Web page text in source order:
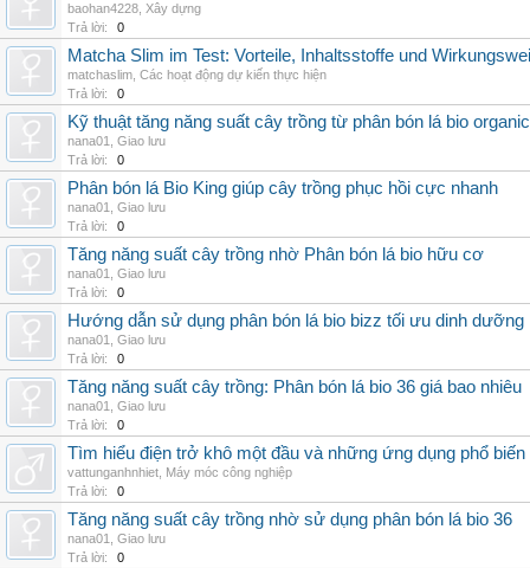
baohan4228 Xây dựng
Trả lời:
0
Matcha Slim im Test: Vorteile, Inhaltsstoffe und
matchaslim Các hoạt động dự kiến thực hiện
Trả lời:
0
Kỹ thuật tăng năng suất cây trồng từ phân bón lá bio organic
nana01
Giao lưu
Trả lời:
0
Phân bón lá Bio King giúp cây trồng phục hồi cực nhanh
nana01
Giao lưu
Trả lời:
0
Tăng năng suất cây trồng nhờ Phân bón lá bio hữu cơ
nana01
Giao lưu
Trả lời:
0
Hướng dẫn sử dụng phân bón lá bio bizz tối ưu dinh dưỡng
nana01
Giao lưu
Trả lời:
0
Tăng năng suất cây trồng: Phân bón lá bio 36 giá bao nhiêu
nana01
Giao lưu
Trả lời:
0
Tìm hiểu điện trở khô một đầu và những ứng dụng phổ
vattunganhnhiet Máy móc công nghiệp
Trả lời:
0
Tăng năng suất cây trồng nhờ sử dụng phân bón lá bio 36
nana01
Giao lưu
Trả lời:
0